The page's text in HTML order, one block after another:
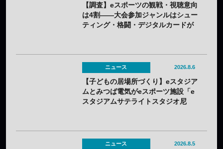
【調査】eスポーツの観戦・視聴意向
は4割——大会参加ジャンルはシュー
ティング・格闘・デジタルカードが
ニュース 2026.8.6
【子どもの居場所づくり】eスタジア
ムとみつば電気がeスポーツ施設「e
スタジアムサテライトスタジオ尼
ニュース 2026.8.5